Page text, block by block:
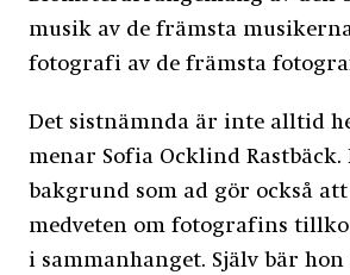
musik av de främsta
fotografi av de främsta
Det sistnämnda är inte alltid
menar Sofia Ocklind Rastbäck.
bakgrund som ad gör också
medveten om fotografins
i sammanhanget. Själv bär hon